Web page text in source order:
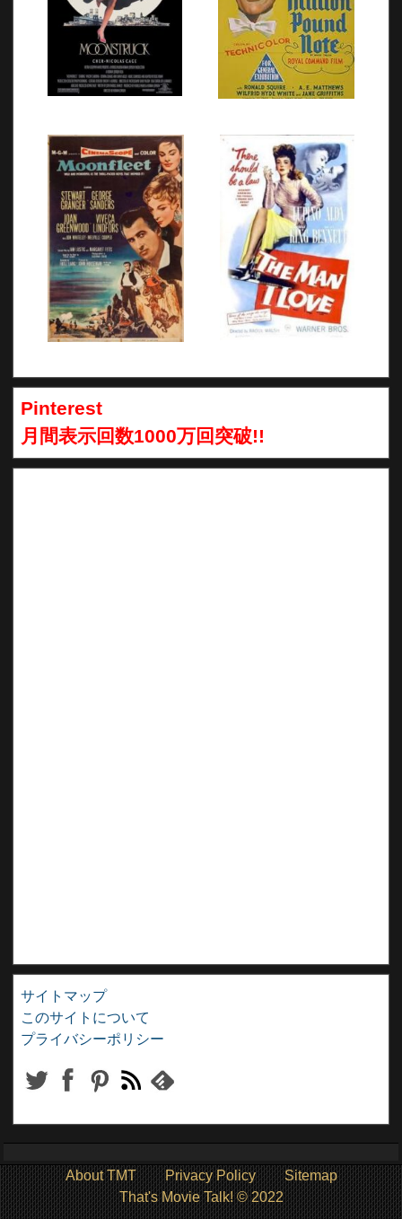
Pinterest
月間表示回数1000万回突破!!
サイトマップ
このサイトについて
プライバシーポリシー
About TMT Privacy Policy
Sitemap
That's Movie Talk! © 2022